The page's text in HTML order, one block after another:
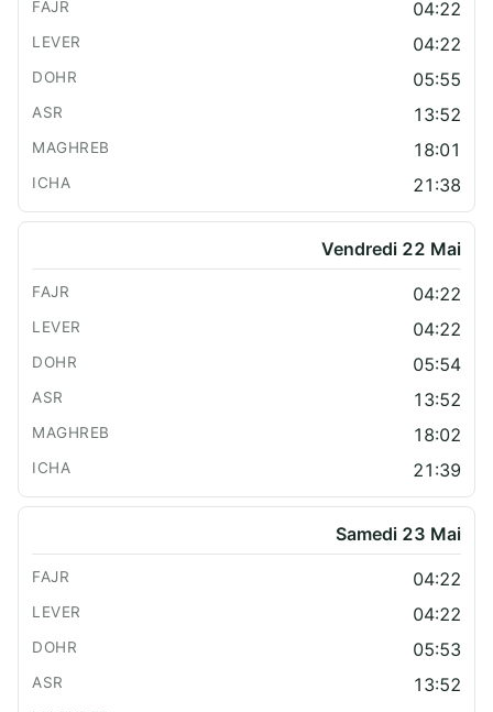
04:22
04:22
05:55
13:52
18:01
21:38
Vendredi 22 Mai
04:22
04:22
05:54
13:52
18:02
21:39
Samedi 23 Mai
04:22
04:22
05:53
13:52